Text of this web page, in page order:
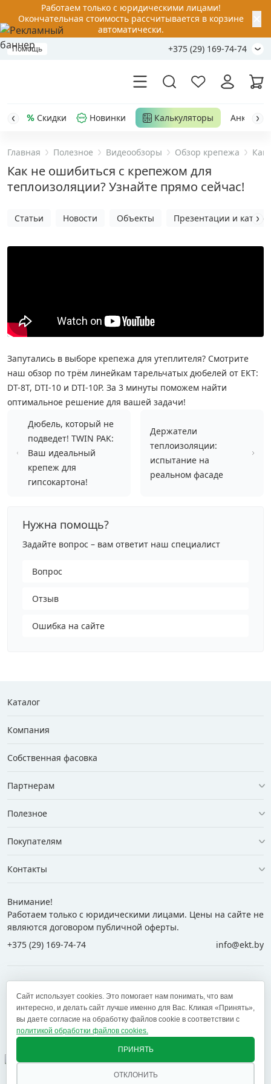
Работаем только с юридическими лицами!
Окончательная стоимость рассчитывается в корзине
автоматически.
Помощь +375 (29) 169-74-74
Акции
Распродажа
Уценка
Кабельный крепеж
Строительный инструмент и инвентарь ›
Заклепки
Химический крепеж
Гвозди и скобы
Шурупы и саморезы
Грузовой крепеж
Комплекты и наборы крепежа
Электро и бензоинструмент, оборудование
Скобяные изделия и мебельная фурнитура
Скидки Новинки Калькуляторы Анкер-
Главная Полезное Видеообзоры Обзор крепежа Как
Как не ошибиться с крепежом для
теплоизоляции? Узнайте прямо сейчас!
Статьи Новости Объекты Презентации и
Запутались в выборе крепежа для утеплителя? Смотрите
наш обзор по трём линейкам тарельчатых дюбелей от ЕКТ:
DT-8T, DTI-10 и DTI-10P. За 3 минуты поможем найти
оптимальное решение для вашей задачи!
Дюбель, который не
подведет! TWIN PAK:
Ваш идеальный
крепеж для
гипсокартона!
Держатели
теплоизоляции:
испытание на
реальном фасаде
Нужна помощь?
Задайте вопрос – вам ответит наш специалист
Вопрос
Отзыв
Ошибка на сайте
Каталог
Компания
Собственная фасовка
Партнерам
Полезное
Покупателям
Контакты
Внимание!
Работаем только с юридическими лицами. Цены на сайте не
являются договором публичной оферты.
+375 (29) 169-74-74
info@ekt.by
+375 (17) 269-74-74
zakaz@ekt.by
Оставить отзыв
Сайт использует cookies. Это помогает нам понимать, что вам
интересно, и делать сайт лучше именно для Вас. Кликая «Принять»,
вы даете согласие на обработку файлов cookie в соответствии с
политикой обработки файлов cookies.
ОТКЛОНИТЬ
ПРИНЯТЬ